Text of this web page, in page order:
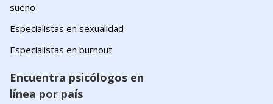
sueño
Especialistas en sexualidad
Especialistas en burnout
Encuentra psicólogos en
línea por país